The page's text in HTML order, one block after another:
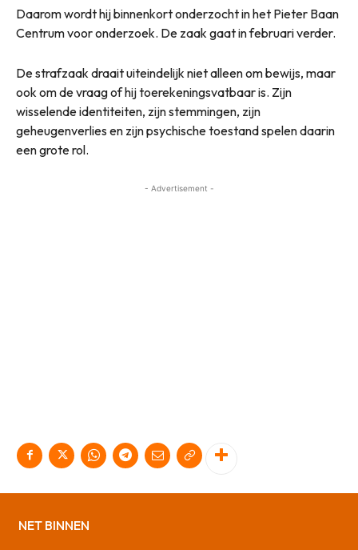
Daarom wordt hij binnenkort onderzocht in het Pieter Baan
Centrum voor onderzoek. De zaak gaat in februari verder.
De strafzaak draait uiteindelijk niet alleen om bewijs, maar
ook om de vraag of hij toerekeningsvatbaar is. Zijn
wisselende identiteiten, zijn stemmingen, zijn
geheugenverlies en zijn psychische toestand spelen daarin
een grote rol.
- Advertisement -
NET BINNEN